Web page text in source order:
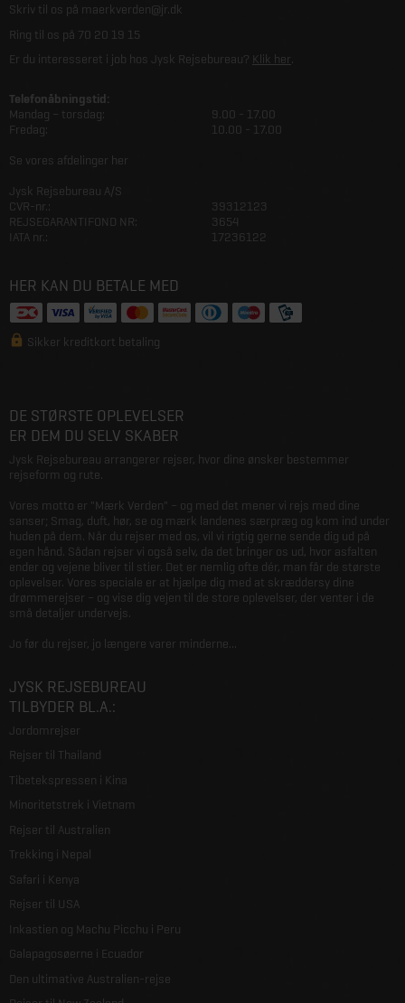
Skriv til os på maerkverden@jr.dk
Ring til os på 70 20 19 15
Er du interesseret i job hos Jysk Rejsebureau? Klik her.
Telefonåbningstid:
Mandag – torsdag:
9.00 - 17.00
Fredag:
10.00 - 17.00
Se vores afdelinger her
Jysk Rejsebureau A/S
CVR-nr.:
39312123
REJSEGARANTIFOND NR:
3654
IATA nr.:
17236122
HER KAN DU BETALE MED
Sikker kreditkort betaling
DE STØRSTE OPLEVELSER
ER DEM DU SELV SKABER
Jysk Rejsebureau arrangerer rejser, hvor dine ønsker bestemmer
rejseform og rute.
Vores motto er "Mærk Verden" – og med det mener vi rejs med dine
sanser; Smag, duft, hør, se og mærk landenes særpræg og kom ind under
huden på dem. Når du rejser med os, vil vi rigtig gerne sende dig ud på
egen hånd. Sådan rejser vi også selv, da det bringer os ud, hvor asfalten
ender og vejene bliver til stier. Det er nemlig ofte dér, man får de største
oplevelser. Vores speciale er at hjælpe dig med at skræddersy dine
drømmerejser – og vise dig vejen til de store oplevelser, der venter i de
små detaljer undervejs.
Jo før du rejser, jo længere varer minderne...
JYSK REJSEBUREAU
TILBYDER BL.A.:
Jordomrejser
Rejser til Thailand
Tibetekspressen i Kina
Minoritetstrek i Vietnam
Rejser til Australien
Trekking i Nepal
Safari i Kenya
Rejser til USA
Inkastien og Machu Picchu i Peru
Galapagosøerne i Ecuador
Den ultimative Australien-rejse